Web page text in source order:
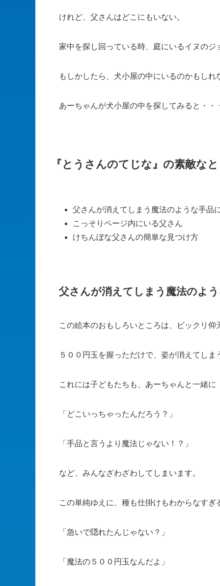
けれど、父さんはどこにもいない。
家中を探し回っている時、庭にいるイヌの
もしかしたら、犬小屋の中にいるのかもしれ
あーちゃんが犬小屋の中を探してみると・・
『とうさんのてじな』の素敵な
父さんが消えてしまう魔法のような手品
こっそりページ内にいる父さん
けちんぼな父さんの簡単な見つけ方
父さんが消えてしまう魔法のよ
この絵本のおもしろいところは、ビックリ
５００円玉を握っただけで、姿が消えてしま
これには子どもたちも、あーちゃんと一緒
「どこいっちゃったんだろう？」
「手品と言うより魔法じゃない！？」
など、みんなざわざわしてしまいます。
この単純ゆえに、種も仕掛けもわからなすぎ
「急いで隠れたんじゃない？」
「魔法の５００円玉なんだよ」